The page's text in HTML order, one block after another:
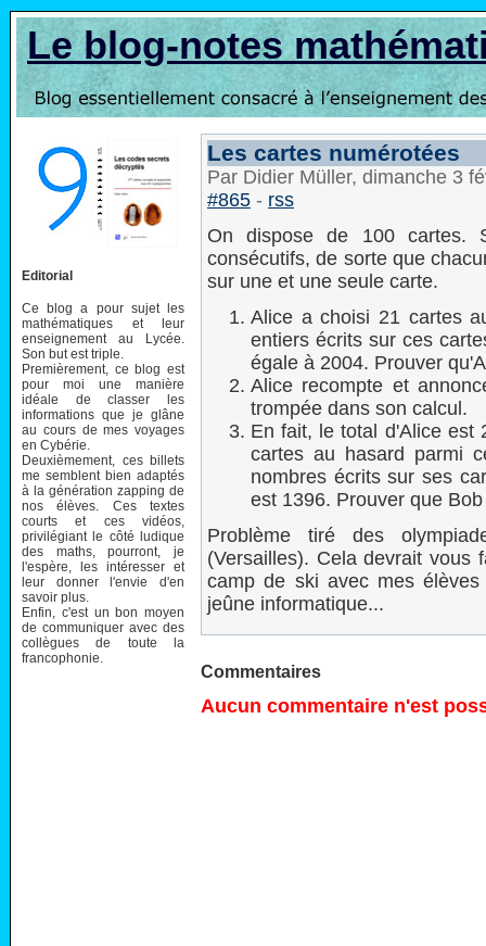
Le blog-notes
Editorial
Ce blog a pour sujet les
mathématiques et leur
enseignement au Lycée.
Son but est triple.
Premièrement, ce blog est
pour moi une manière
idéale de classer les
informations que je glâne
au cours de mes voyages
en Cybérie.
Deuxièmement, ces billets
me semblent bien adaptés
à la génération zapping de
nos élèves. Ces textes
courts et ces vidéos,
privilégiant le côté ludique
des maths, pourront, je
l'espère, les intéresser et
leur donner l'envie d'en
savoir plus.
Enfin, c'est un bon moyen
de communiquer avec des
collègues de toute la
francophonie.
Les cartes numérotées
Par Didier Müller, dimanche 3
#865 - rss
On dispose de 100 cartes.
consécutifs, de sorte que
sur une et une seule carte.
Alice a choisi 21 cartes
entiers écrits sur ces
égale à 2004. Prouver
Alice recompte et
trompée dans son calcul.
En fait, le total d'Alice est
cartes au hasard parmi
nombres écrits sur ses
est 1396. Prouver que
Problème tiré des
(Versailles). Cela devrait vous
camp de ski avec mes
jeûne informatique...
Commentaires
Aucun commentaire n'est